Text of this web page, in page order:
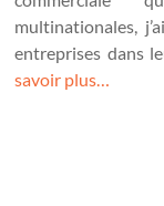
multinationales,
entreprises dans
savoir plus…